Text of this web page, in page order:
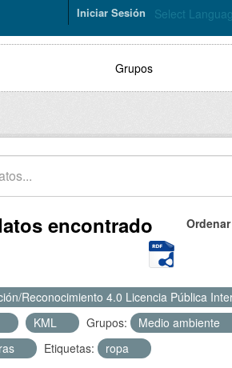
Select
Iniciar Sesión
Grupos
encontrado
Reconocimiento 4.0 Licencia Pública
KML Grupos:
Medio ambiente
Etiquetas: ropa